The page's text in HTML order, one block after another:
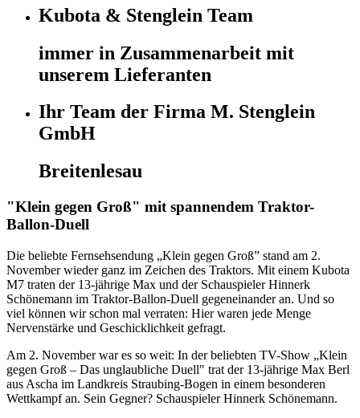
Kubota & Stenglein Team
immer in Zusammenarbeit mit
unserem Lieferanten
Ihr Team der Firma M. Stenglein
GmbH
Breitenlesau
"Klein gegen Groß" mit spannendem Traktor-
Ballon-Duell
Die beliebte Fernsehsendung „Klein gegen Groß” stand am 2.
November wieder ganz im Zeichen des Traktors. Mit einem Kubota
M7 traten der 13-jährige Max und der Schauspieler Hinnerk
Schönemann im Traktor-Ballon-Duell gegeneinander an. Und so
viel können wir schon mal verraten: Hier waren jede Menge
Nervenstärke und Geschicklichkeit gefragt.
Am 2. November war es so weit: In der beliebten TV-Show „Klein
gegen Groß – Das unglaubliche Duell" trat der 13-jährige Max Berl
aus Ascha im Landkreis Straubing-Bogen in einem besonderen
Wettkampf an. Sein Gegner? Schauspieler Hinnerk Schönemann.